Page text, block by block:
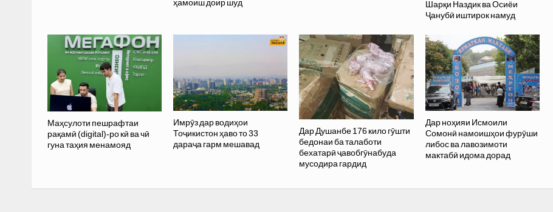
ҳамоиш доир шуд
Шарқи Наздик ва Осиёи
Ҷанубӣ иштирок намуд
Маҳсулоти пешрафтаи
рақамӣ (digital)-ро кӣ ва чӣ
гуна таҳия менамояд
Имрӯз дар водиҳои
Тоҷикистон ҳаво то 33
дараҷа гарм мешавад
Дар Душанбе 176 кило гӯшти
бедонаи ба талаботи
бехатарӣ ҷавобгӯнабуда
мусодира гардид
Дар ноҳияи Исмоили
Сомонӣ намоишҳои фурӯши
либос ва лавозимоти
мактабӣ идома дорад